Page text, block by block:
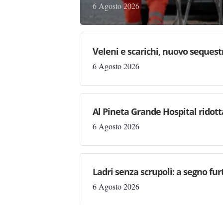
6 Agosto 2026
Veleni e scarichi, nuovo
6 Agosto 2026
Al Pineta Grande Hospital
6 Agosto 2026
Ladri senza scrupoli: a segno
6 Agosto 2026